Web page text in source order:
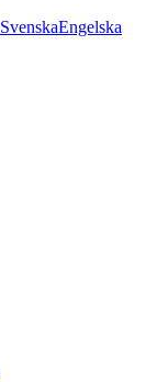
SvenskaEngelska